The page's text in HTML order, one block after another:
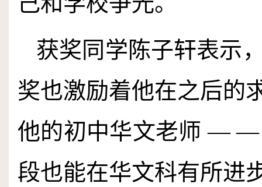
获奖同学陈子轩表示
奖也激励着他在之后的
他的初中华文老师 — —
段也能在华文科有所进